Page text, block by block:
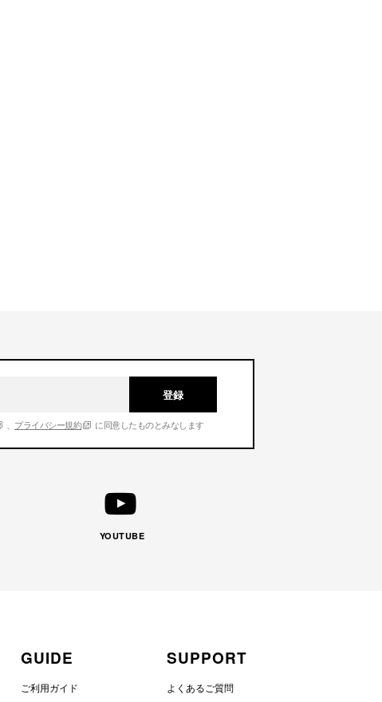
登録
プライバシー規約 に同意したものとみなします
YOUTUBE
GUIDE
ご利用ガイド
SUPPORT
よくあるご質問